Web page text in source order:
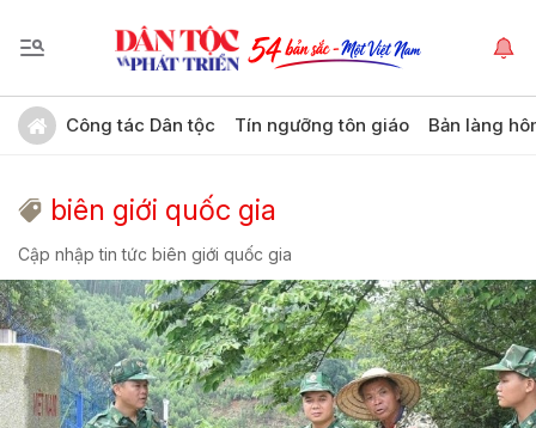
Công tác Dân tộc Tín ngưỡng tôn giáo Bản làng
biên giới quốc gia
Cập nhập tin tức biên giới quốc gia